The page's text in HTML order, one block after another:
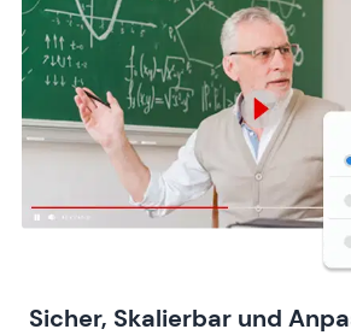
Sicher, Skalierbar und